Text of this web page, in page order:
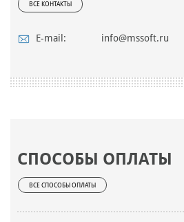
ВСЕ КОНТАКТЫ
E-mail: info@mssoft.ru
СПОСОБЫ ОПЛАТЫ
ВСЕ СПОСОБЫ ОПЛАТЫ